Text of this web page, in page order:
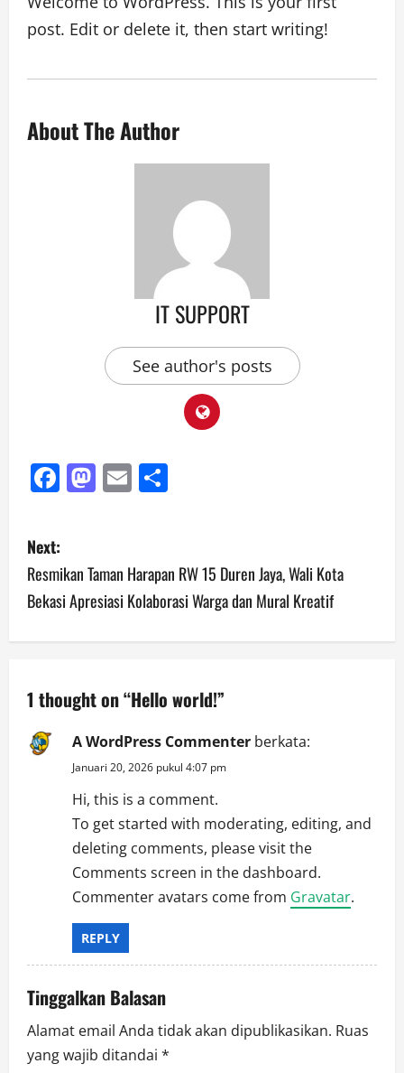
post. Edit or delete it, then start writing!
About The Author
IT SUPPORT
See author's posts
Facebook
Mastodon
Email
Next:
Resmikan Taman Harapan RW 15 Duren Jaya, Wali Kota
Bekasi Apresiasi Kolaborasi Warga dan Mural Kreatif
1 thought on “Hello world!”
A WordPress Commenter berkata:
Januari 20, 2026 pukul 4:07 pm
Hi, this is a comment.
To get started with moderating, editing, and
deleting comments, please visit the
Comments screen in the dashboard.
Commenter avatars come from Gravatar.
REPLY
Tinggalkan Balasan
Alamat email Anda tidak akan dipublikasikan. Ruas
yang wajib ditandai *